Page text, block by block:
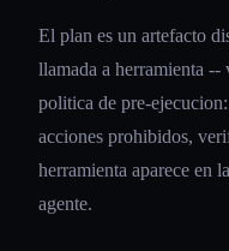
El plan es un artefacto
llamada a herramienta
politica de pre-
acciones prohibidos,
herramienta aparece en
agente.